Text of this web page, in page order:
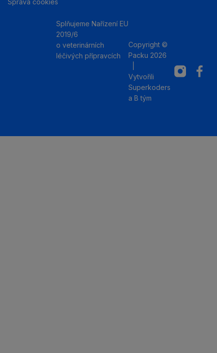
Správa cookies
Splňujeme Nařízení EU
2019/6
o veterinárních
léčivých přípravcích
Copyright ©
Packu 2026
Vytvořili
Superkoders
a B tým
Instagram